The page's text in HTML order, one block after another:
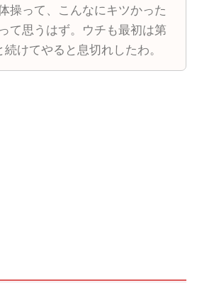
操って、こんなにキツかった
て思うはず。ウチも最初は第
続けてやると息切れしたわ。